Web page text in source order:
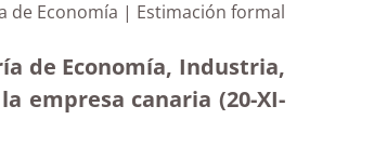
de Economía | Estimación formal
de Economía, Industria,
empresa canaria (20-XI-